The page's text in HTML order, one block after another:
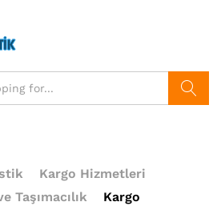
Kargo Hizmetleri
Taşımacılık
Kargo